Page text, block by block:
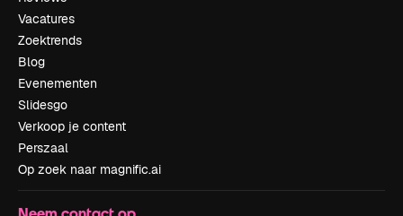
Vacatures
Zoektrends
Blog
Evenementen
Slidesgo
Verkoop je content
Perszaal
Op zoek naar magnific.ai